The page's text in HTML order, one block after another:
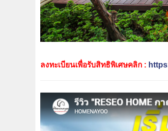
ลงทะเบียนเพื่อรับสิทธิพิเศษคลิก :